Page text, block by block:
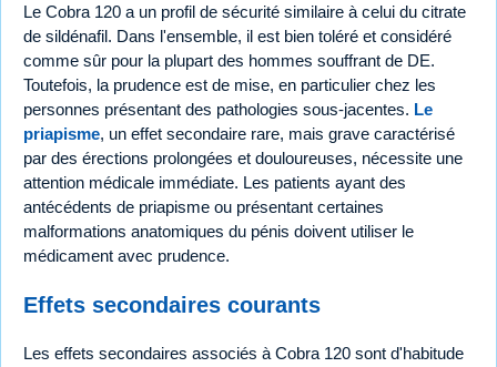
Le Cobra 120 a un profil de sécurité similaire à celui du citrate
de sildénafil. Dans l'ensemble, il est bien toléré et considéré
comme sûr pour la plupart des hommes souffrant de DE.
Toutefois, la prudence est de mise, en particulier chez les
personnes présentant des pathologies sous-jacentes. Le
priapisme, un effet secondaire rare, mais grave caractérisé
par des érections prolongées et douloureuses, nécessite une
attention médicale immédiate. Les patients ayant des
antécédents de priapisme ou présentant certaines
malformations anatomiques du pénis doivent utiliser le
médicament avec prudence.
Effets secondaires courants
Les effets secondaires associés à Cobra 120 sont d'habitude